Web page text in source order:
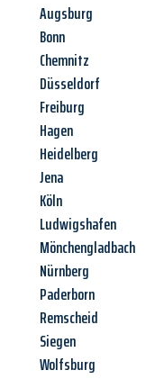
Augsburg
Bonn
Chemnitz
Düsseldorf
Freiburg
Hagen
Heidelberg
Jena
Köln
Ludwigshafen
Mönchengladbach
Nürnberg
Paderborn
Remscheid
Siegen
Wolfsburg